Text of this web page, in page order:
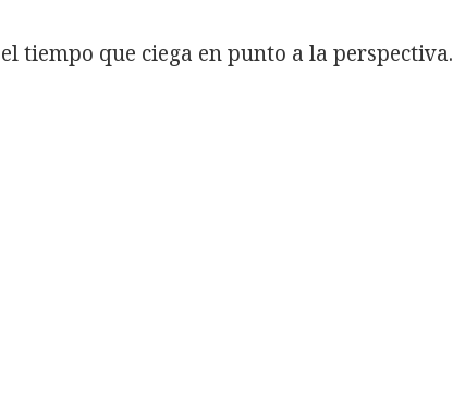
el tiempo que ciega en punto a la perspectiva.